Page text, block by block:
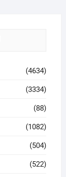
(4634)
(3334)
(88)
(1082)
(504)
(522)